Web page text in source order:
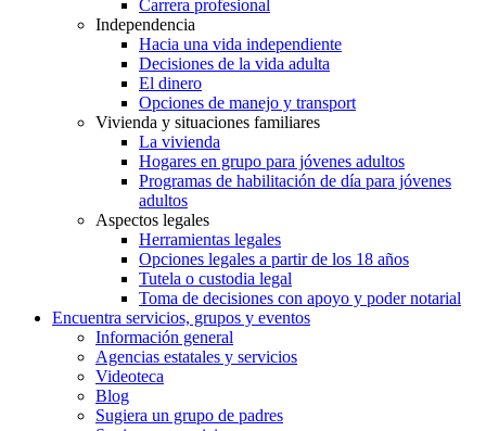
Carrera profesional
Independencia
Hacia una vida independiente
Decisiones de la vida adulta
El dinero
Opciones de manejo y transport
Vivienda y situaciones familiares
La vivienda
Hogares en grupo para jóvenes adultos
Programas de habilitación de día para jóvenes
adultos
Aspectos legales
Herramientas legales
Opciones legales a partir de los 18 años
Tutela o custodia legal
Toma de decisiones con apoyo y poder notarial
Encuentra servicios, grupos y eventos
Información general
Agencias estatales y servicios
Videoteca
Blog
Sugiera un grupo de padres